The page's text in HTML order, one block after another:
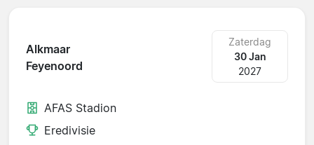
Alkmaar
Feyenoord
Zaterdag
30 Jan
2027
AFAS Stadion
Eredivisie